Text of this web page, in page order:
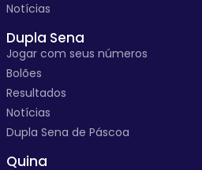
Notícias
Dupla Sena
Jogar com seus números
Bolões
Resultados
Notícias
Dupla Sena de Páscoa
Quina